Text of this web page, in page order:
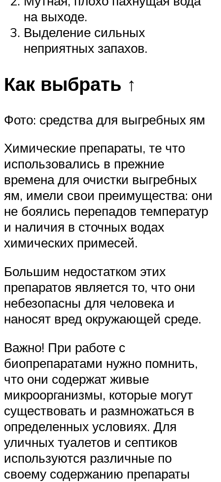
на выходе.
Выделение сильных
неприятных запахов.
Как выбрать ↑
Фото: средства для выгребных ям
Химические препараты, те что
использовались в прежние
времена для очистки выгребных
ям, имели свои преимущества: они
не боялись перепадов температур
и наличия в сточных водах
химических примесей.
Большим недостатком этих
препаратов является то, что они
небезопасны для человека и
наносят вред окружающей среде.
Важно! При работе с
биопрепаратами нужно помнить,
что они содержат живые
микроорганизмы, которые могут
существовать и размножаться в
определенных условиях. Для
уличных туалетов и септиков
используются различные по
своему содержанию препараты